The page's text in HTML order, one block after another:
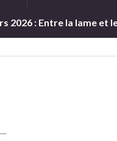
2026 : Entre la lame et